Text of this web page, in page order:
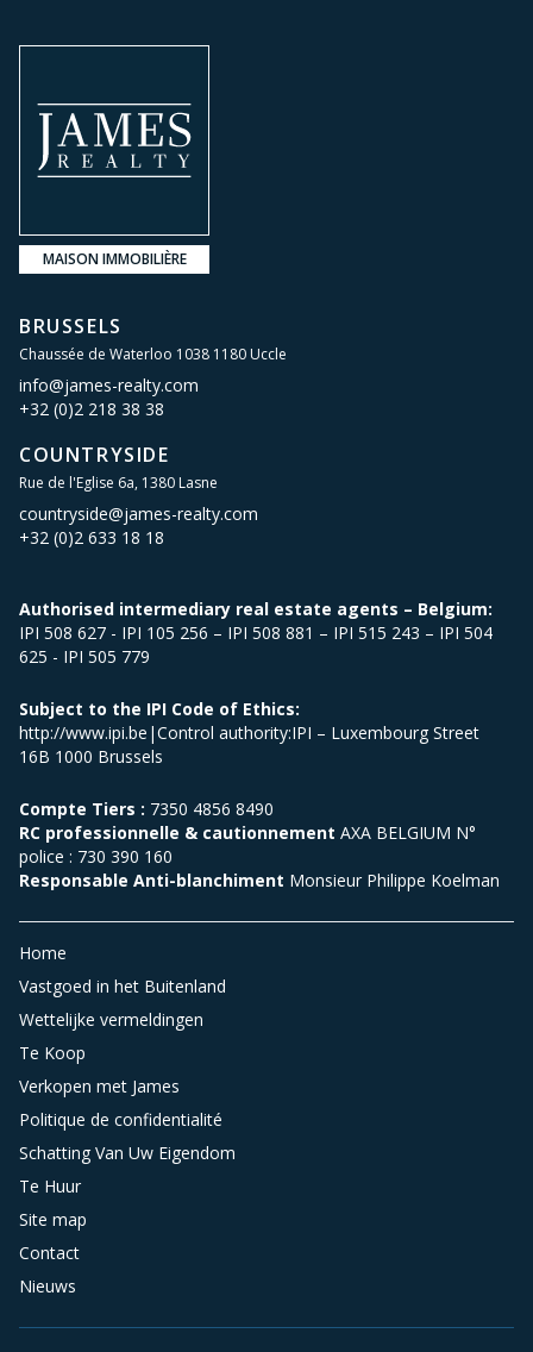
MAISON IMMOBILIÈRE
BRUSSELS
Chaussée de Waterloo 1038 1180 Uccle
info@james-realty.com
+32 (0)2 218 38 38
COUNTRYSIDE
Rue de l'Eglise 6a, 1380 Lasne
countryside@james-realty.com
+32 (0)2 633 18 18
Authorised intermediary real estate agents – Belgium:
IPI 508 627 - IPI 105 256 – IPI 508 881 – IPI 515 243 – IPI 504
625 - IPI 505 779
Subject to the IPI Code of Ethics:
http://www.ipi.be|Control authority:IPI – Luxembourg Street
16B 1000 Brussels
Compte Tiers : 7350 4856 8490
RC professionnelle & cautionnement AXA BELGIUM N°
police : 730 390 160
Responsable Anti-blanchiment Monsieur Philippe Koelman
Home
Vastgoed in het Buitenland
Wettelijke vermeldingen
Te Koop
Verkopen met James
Politique de confidentialité
Schatting Van Uw Eigendom
Te Huur
Site map
Contact
Nieuws